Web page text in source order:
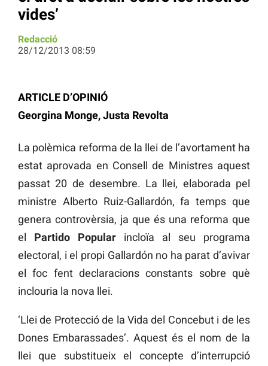
vides’
Redacció
28/12/2013 08:59
ARTICLE D’OPINIÓ
Georgina Monge, Justa Revolta
La polèmica reforma de la llei de l’avortament ha
estat aprovada en Consell de Ministres aquest
passat 20 de desembre. La llei, elaborada pel
ministre Alberto Ruiz-Gallardón, fa temps que
genera controvèrsia, ja que és una reforma que
el Partido Popular incloïa al seu programa
electoral, i el propi Gallardón no ha parat d’avivar
el foc fent declaracions constants sobre què
inclouria la nova llei.
‘Llei de Protecció de la Vida del Concebut i de les
Dones Embarassades’. Aquest és el nom de la
llei que substitueix el concepte d’interrupció